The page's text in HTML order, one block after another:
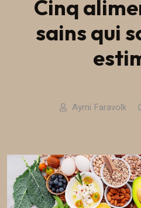
Cinq
sains qui
Aymi Faravolk